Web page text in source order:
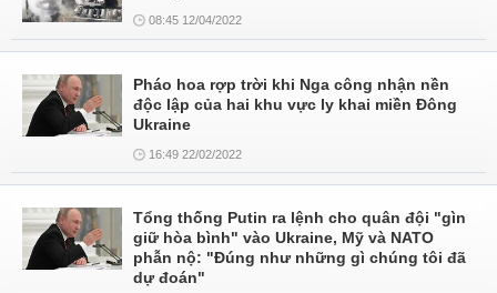
08:45 12/04/2022
Pháo hoa rợp trời khi Nga công nhận nền
độc lập của hai khu vực ly khai miền Đông
Ukraine
16:49 22/02/2022
Tổng thống Putin ra lệnh cho quân đội "gìn
giữ hòa bình" vào Ukraine, Mỹ và NATO
phẫn nộ: "Đúng như những gì chúng tôi đã
dự đoán"